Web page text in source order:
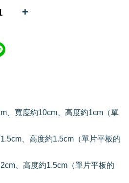
+
、寬度約10cm、高度約1cm（單
、高度約1.5cm（單片平板的
、高度約1.5cm（單片平板的